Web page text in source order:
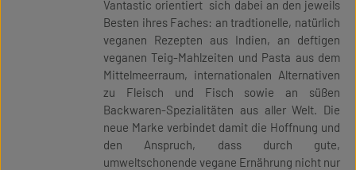
Vantastic orientiert sich dabei an den jeweils
Besten ihres Faches: an tradtionelle, natürlich
veganen Rezepten aus Indien, an deftigen
veganen Teig-Mahlzeiten und Pasta aus dem
Mittelmeerraum, internationalen Alternativen
zu Fleisch und Fisch sowie an süßen
Backwaren-Spezialitäten aus aller Welt. Die
neue Marke verbindet damit die Hoffnung und
den Anspruch, dass durch gute,
umweltschonende vegane Ernährung nicht nur